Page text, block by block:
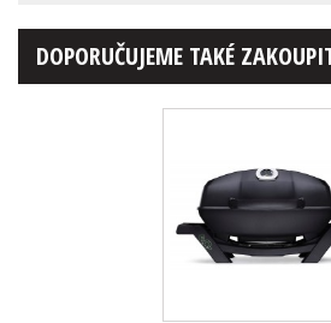
DOPORUČUJEME TAKÉ